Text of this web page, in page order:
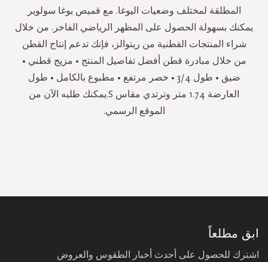
المطلقة لمختلف وضعيات اليوغا. مع قميص يوغا سولوير
يمكنك بسهولة الحصول على المظهر الرياضي الفاخر. من خلال
شراء المنتجات القطنية من ريتوالز، فإنك تدعم إنتاج القطن
من خلال مبادرة قطن أفضل تفاصيل المنتج • مزيج قطني •
ضيق • طول 3/4 • خصر مرتفع • مطبوع بالكامل • طول
العارضة 1.74 متر وترتدي مقاس S.يمكنك طلبه الآن من
الموقع الرسمي.
ابق مطلعاً
اشترك للحصول على أحدث أخبار الطقوس والعروض